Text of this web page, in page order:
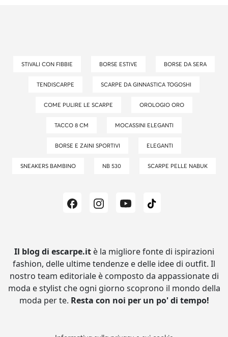
STIVALI CON FIBBIE BORSE ESTIVE BORSE DA SERA
TENDISCARPE SCARPE DA GINNASTICA TOGOSHI
COME PULIRE LE SCARPE OROLOGIO ORO
TACCO 8 CM MOCASSINI ELEGANTI
BORSE E ZAINI SPORTIVI ELEGANTI
SNEAKERS BAMBINO NB 530 SCARPE PELLE NABUK
Il blog di escarpe.it è la migliore fonte di ispirazioni
fashion, delle ultime tendenze e delle idee di outfit. Il
nostro team editoriale è composto da appassionate di
moda e stylist che ogni giorno scoprono il mondo della
moda per te. Resta con noi per un po' di tempo!